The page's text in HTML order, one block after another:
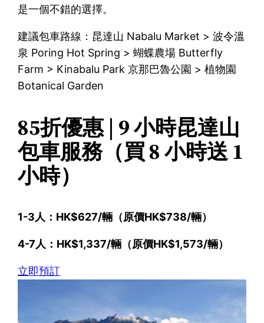
是一個不錯的選擇。
建議包車路線：昆達山 Nabalu Market > 波令溫
泉 Poring Hot Spring > 蝴蝶農場 Butterfly
Farm > Kinabalu Park 京那巴魯公園 > 植物園
Botanical Garden
85折優惠 | 9 小時昆達山
包車服務（買 8 小時送 1
小時）
1-3人：HK$627/輛（原價HK$738/輛）
4-7人：HK$1,337/輛（原價HK$1,573/輛）
立即預訂